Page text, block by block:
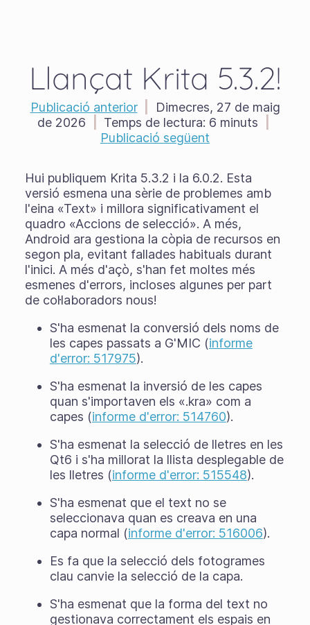
Llançat Krita 5.3.2!
Publicació anterior
Dimecres, 27 de maig
de 2026
Temps de lectura: 6 minuts
Publicació següent
Hui publiquem Krita 5.3.2 i la 6.0.2. Esta
versió esmena una sèrie de problemes amb
l'eina «Text» i millora significativament el
quadro «Accions de selecció». A més,
Android ara gestiona la còpia de recursos en
segon pla, evitant fallades habituals durant
l'inici. A més d'açò, s'han fet moltes més
esmenes d'errors, incloses algunes per part
de col·laboradors nous!
S'ha esmenat la conversió dels noms de
les capes passats a G'MIC (informe
d'error: 517975).
S'ha esmenat la inversió de les capes
quan s'importaven els «.kra» com a
capes (informe d'error: 514760).
S'ha esmenat la selecció de lletres en les
Qt6 i s'ha millorat la llista desplegable de
les lletres (informe d'error: 515548).
S'ha esmenat que el text no se
seleccionava quan es creava en una
capa normal (informe d'error: 516006).
Es fa que la selecció dels fotogrames
clau canvie la selecció de la capa.
S'ha esmenat que la forma del text no
gestionava correctament els espais en